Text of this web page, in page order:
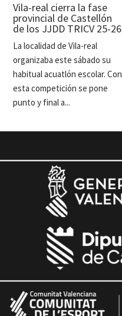
Vila-real cierra la fase
provincial de Castellón
de los JJDD TRICV 25-26
La localidad de Vila-real
organizaba este sábado su
habitual acuatlón escolar. Con
esta competición se pone
punto y final a...